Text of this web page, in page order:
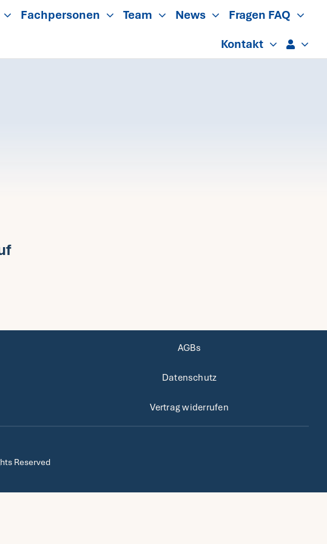
Fachpersonen Team News
Fragen FAQ
Kontakt
AGBs
Datenschutz
Vertrag widerrufen
Reserved